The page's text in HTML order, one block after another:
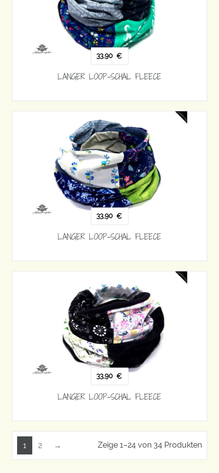
33,90 €
LANGER LOOP-SCHAL FLEECE
33,90 €
LANGER LOOP-SCHAL FLEECE
33,90 €
LANGER LOOP-SCHAL FLEECE
1 2 → Zeige 1–24 von 34 Produkten